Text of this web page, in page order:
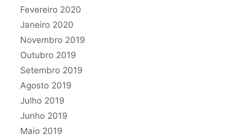
Fevereiro 2020
Janeiro 2020
Novembro 2019
Outubro 2019
Setembro 2019
Agosto 2019
Julho 2019
Junho 2019
Maio 2019